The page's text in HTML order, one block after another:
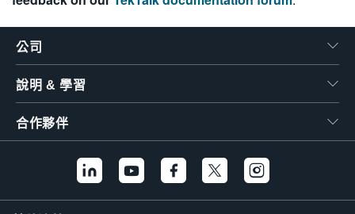
公司
說明 & 學習
合作夥伴